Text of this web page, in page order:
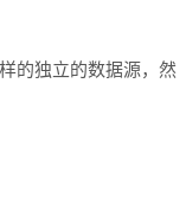
的独立的数据源，然